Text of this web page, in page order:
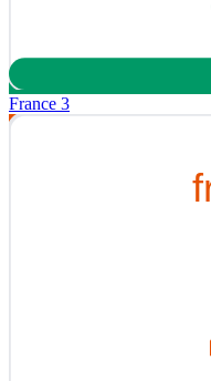
France 3